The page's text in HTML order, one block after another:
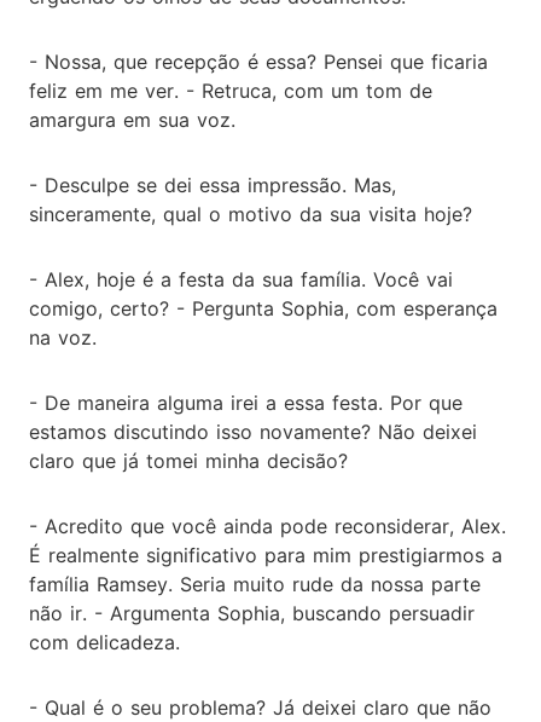
- Nossa, que recepção é essa? Pensei que ficaria
feliz em me ver. - Retruca, com um tom de
amargura em sua voz.
- Desculpe se dei essa impressão. Mas,
sinceramente, qual o motivo da sua visita hoje?
- Alex, hoje é a festa da sua família. Você vai
comigo, certo? - Pergunta Sophia, com esperança
na voz.
- De maneira alguma irei a essa festa. Por que
estamos discutindo isso novamente? Não deixei
claro que já tomei minha decisão?
- Acredito que você ainda pode reconsiderar, Alex.
É realmente significativo para mim prestigiarmos a
família Ramsey. Seria muito rude da nossa parte
não ir. - Argumenta Sophia, buscando persuadir
com delicadeza.
- Qual é o seu problema? Já deixei claro que não